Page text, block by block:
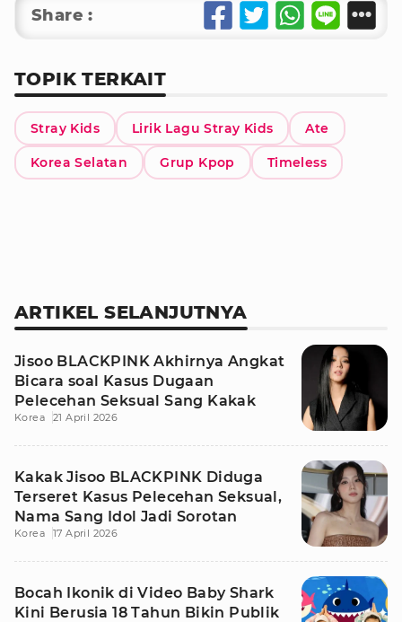
Share :
TOPIK TERKAIT
Stray Kids Lirik Lagu Stray Kids Ate
Korea Selatan Grup Kpop Timeless
ARTIKEL SELANJUTNYA
Jisoo BLACKPINK Akhirnya Angkat
Bicara soal Kasus Dugaan
Pelecehan Seksual Sang Kakak
Korea 21 April 2026
Kakak Jisoo BLACKPINK Diduga
Terseret Kasus Pelecehan Seksual,
Nama Sang Idol Jadi Sorotan
Korea 17 April 2026
Bocah Ikonik di Video Baby Shark
Kini Berusia 18 Tahun Bikin Publik